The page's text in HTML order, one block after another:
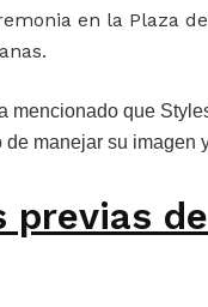
en la Plaza
mencionado que
manejar su imagen
previas